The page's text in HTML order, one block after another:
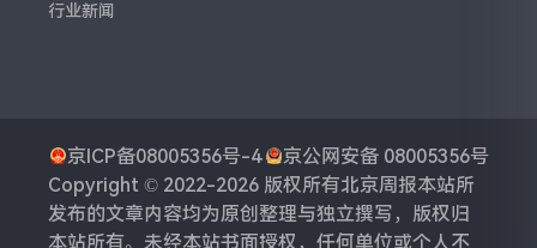
行业新闻
京ICP备08005356号-4
京公网安备 08005356号
Copyright © 2022-2026 版权所有北京周报本站所
发布的文章内容均为原创整理与独立撰写，版权归
本站所有。未经本站书面授权，任何单位或个人不